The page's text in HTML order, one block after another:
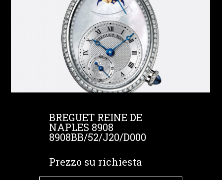
BREGUET REINE DE
NAPLES 8908
8908BB/52/J20/D000
Prezzo su richiesta